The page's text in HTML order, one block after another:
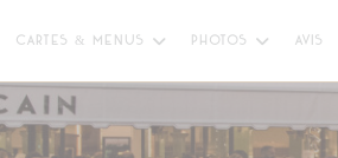
en matière de cookies
CARTES & MENUS PHOTOS AVIS